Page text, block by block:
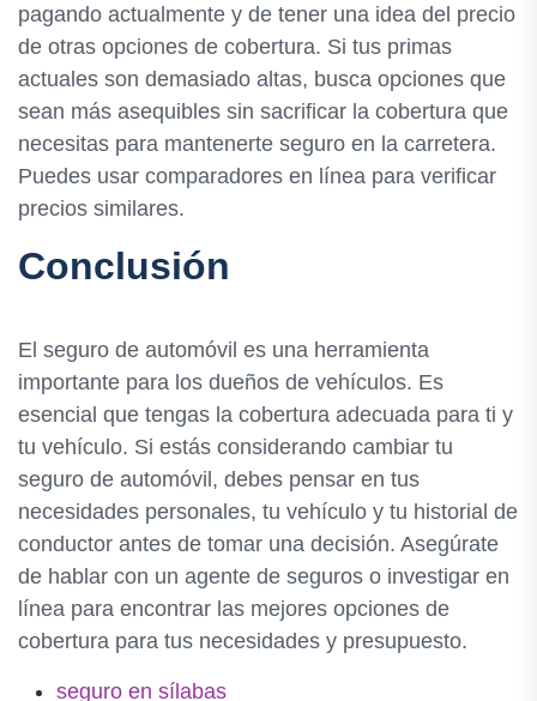
pagando actualmente y de tener una idea del precio
de otras opciones de cobertura. Si tus primas
actuales son demasiado altas, busca opciones que
sean más asequibles sin sacrificar la cobertura que
necesitas para mantenerte seguro en la carretera.
Puedes usar comparadores en línea para verificar
precios similares.
Conclusión
El seguro de automóvil es una herramienta
importante para los dueños de vehículos. Es
esencial que tengas la cobertura adecuada para ti y
tu vehículo. Si estás considerando cambiar tu
seguro de automóvil, debes pensar en tus
necesidades personales, tu vehículo y tu historial de
conductor antes de tomar una decisión. Asegúrate
de hablar con un agente de seguros o investigar en
línea para encontrar las mejores opciones de
cobertura para tus necesidades y presupuesto.
seguro en sílabas